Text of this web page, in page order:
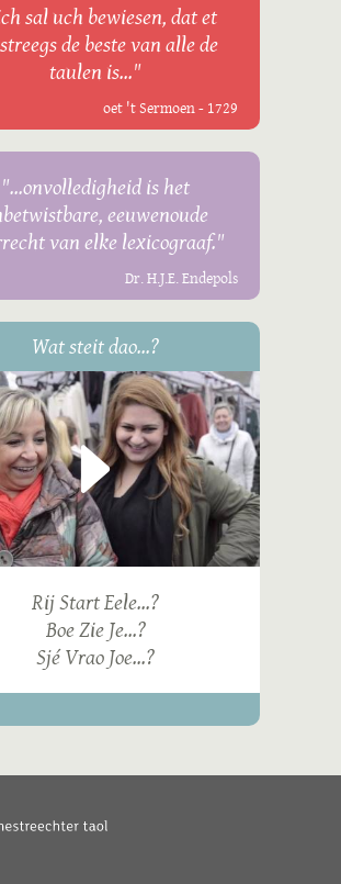
sal uch bewiesen, dat et
de beste van alle de
taulen is..."
oet 't Sermoen - 1729
"...onvolledigheid is het
eeuwenoude
van elke lexicograaf."
Dr. H.J.E. Endepols
Wat steit dao...?
Rij Start Eele...?
Boe Zie Je...?
Sjé Vrao Joe...?